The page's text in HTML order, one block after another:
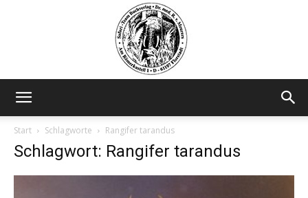
Start
Schlagworte Rangifer tarandus
Schlagwort: Rangifer tarandus